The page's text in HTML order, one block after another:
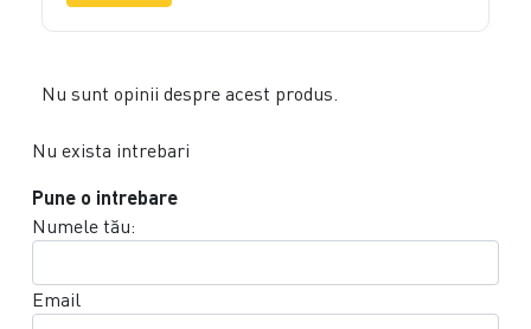
Nu sunt opinii despre acest produs.
Nu exista intrebari
Pune o intrebare
Numele tău:
Email